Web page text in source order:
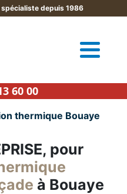
spécialiste depuis 1986
60 00
thermique Bouaye
pour
à Bouaye